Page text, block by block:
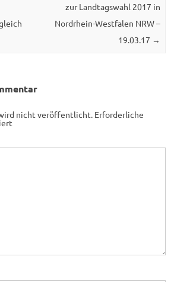
zur Landtagswahl 2017 in
Nordrhein-Westfalen NRW –
19.03.17 →
nicht veröffentlicht. Erforderliche